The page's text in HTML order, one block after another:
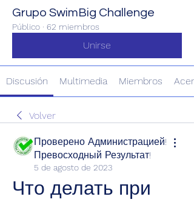
Grupo SwimBig Challenge
Público · 62 miembros
Unirse
Discusión Multimedia Miembros
Volver
Проверено Администрацией!
Превосходный Результат!
5 de agosto de 2023
Что делать при